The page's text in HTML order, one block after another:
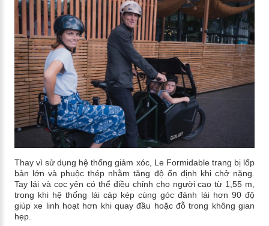
Thay vì sử dụng hệ thống giảm xóc, Le Formidable trang bị lốp
bản lớn và phuộc thép nhằm tăng độ ổn định khi chở nặng.
Tay lái và cọc yên có thể điều chỉnh cho người cao từ 1,55 m,
trong khi hệ thống lái cáp kép cùng góc đánh lái hơn 90 độ
giúp xe linh hoạt hơn khi quay đầu hoặc đỗ trong không gian
hẹp.